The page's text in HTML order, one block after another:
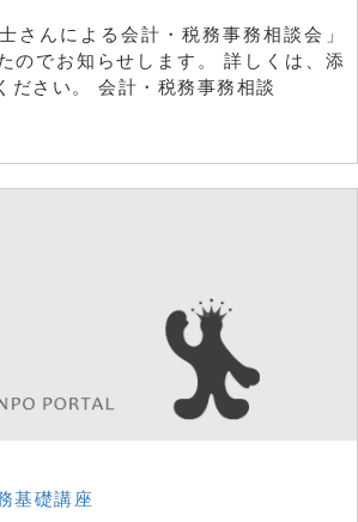
さんによる会計・税務事務相談会」
のでお知らせします。 詳しくは、添
ださい。 会計・税務事務相談
基礎講座